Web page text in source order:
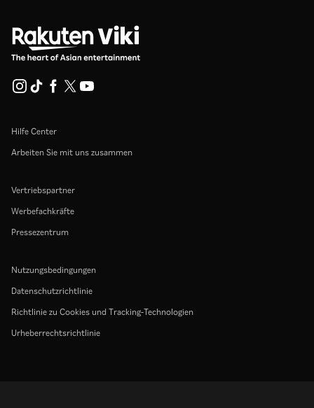
Hilfe Center
Arbeiten Sie mit uns zusammen
Vertriebspartner
Werbefachkräfte
Pressezentrum
Nutzungsbedingungen
Datenschutzrichtlinie
Richtlinie zu Cookies und Tracking-Technologien
Urheberrechtsrichtlinie